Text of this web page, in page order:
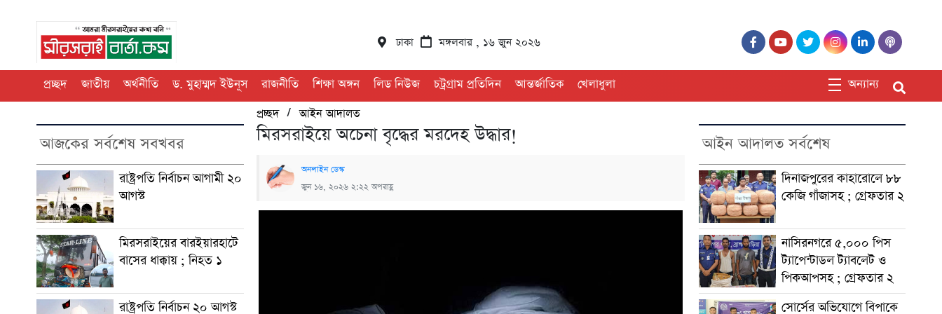
ঢাকা মঙ্গলবার , ১৬ জুন ২০২৬
প্রচ্ছদ জাতীয় অর্থনীতি ড. মুহাম্মদ ইউনূস রাজনীতি শিক্ষা অঙ্গন লিড নিউজ চট্রগ্রাম প্রতিদিন আন্তর্জাতিক খেলাধুলা অন্যান্য
আজকের সর্বশেষ সবখবর
রাষ্ট্রপতি নির্বাচন আগামী ২০
আগস্ট
মিরসরাইয়ের বারইয়ারহাটে
বাসের ধাক্কায় ; নিহত ১
রাষ্ট্রপতি নির্বাচন ২০ আগস্ট
প্রচ্ছদ/আইন আদালত
মিরসরাইয়ে অচেনা বৃদ্ধের মরদেহ উদ্ধার!
অনলাইন ডেস্ক
জুন ১৬, ২০২৬ ২:২২ অপরাহ্ণ
আইন আদালত সর্বশেষ
দিনাজপুরের কাহারোলে ৮৮
কেজি গাঁজাসহ ; গ্রেফতার ২
নাসিরনগরে ৫,০০০ পিস
ট্যাপেন্টাডল ট্যাবলেট ও
পিকআপসহ ; গ্রেফতার ২
সোর্সের অভিযোগে বিপাকে